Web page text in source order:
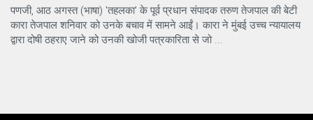
पणजी, आठ अगस्त (भाषा) 'तहलका' के पूर्व प्रधान संपादक तरुण तेजपाल की बेटी
कारा तेजपाल शनिवार को उनके बचाव में सामने आईं। कारा ने मुंबई उच्च न्यायालय
द्वारा दोषी ठहराए जाने को उनकी खोजी पत्रकारिता से जो ...